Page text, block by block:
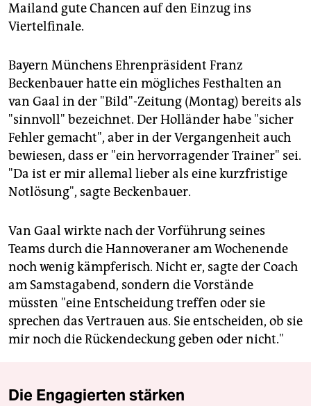
Mailand gute Chancen auf den Einzug ins
Viertelfinale.
Bayern Münchens Ehrenpräsident Franz
Beckenbauer hatte ein mögliches Festhalten an
van Gaal in der "Bild"-Zeitung (Montag) bereits als
"sinnvoll" bezeichnet. Der Holländer habe "sicher
Fehler gemacht", aber in der Vergangenheit auch
bewiesen, dass er "ein hervorragender Trainer" sei.
"Da ist er mir allemal lieber als eine kurzfristige
Notlösung", sagte Beckenbauer.
Van Gaal wirkte nach der Vorführung seines
Teams durch die Hannoveraner am Wochenende
noch wenig kämpferisch. Nicht er, sagte der Coach
am Samstagabend, sondern die Vorstände
müssten "eine Entscheidung treffen oder sie
sprechen das Vertrauen aus. Sie entscheiden, ob sie
mir noch die Rückendeckung geben oder nicht."
Die Engagierten stärken